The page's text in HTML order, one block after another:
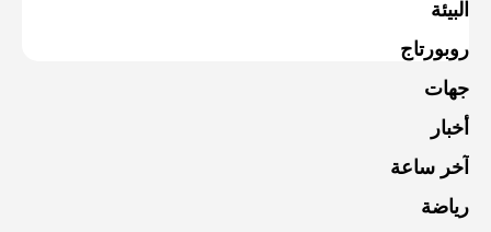
البيئة
روبورتاج
جهات
أخبار
آخر ساعة
رياضة